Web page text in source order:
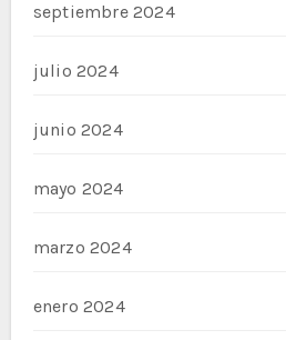
septiembre 2024
julio 2024
junio 2024
mayo 2024
marzo 2024
enero 2024